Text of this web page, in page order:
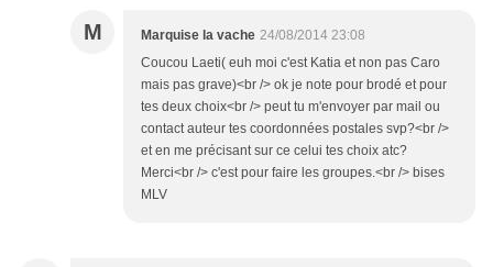
M Marquise la vache 24/08/2014 23:08
Coucou Laeti( euh moi c'est Katia et non pas Caro
mais pas grave)<br /> ok je note pour brodé et pour
tes deux choix<br /> peut tu m'envoyer par mail ou
contact auteur tes coordonnées postales svp?<br />
et en me précisant sur ce celui tes choix atc?
Merci<br /> c'est pour faire les groupes.<br /> bises
MLV